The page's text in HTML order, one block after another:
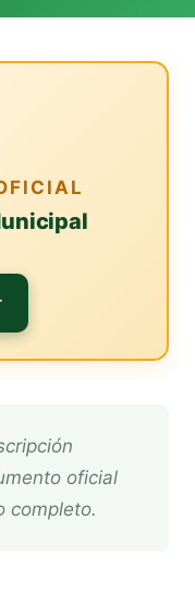
oficial
completo.